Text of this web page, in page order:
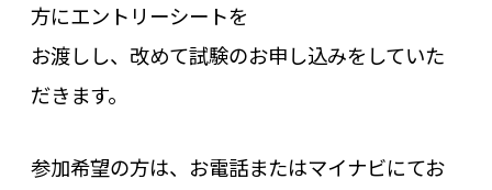
方にエントリーシートを
お渡しし、改めて試験のお申し込みをしていた
だきます。
参加希望の方は、お電話またはマイナビにてお